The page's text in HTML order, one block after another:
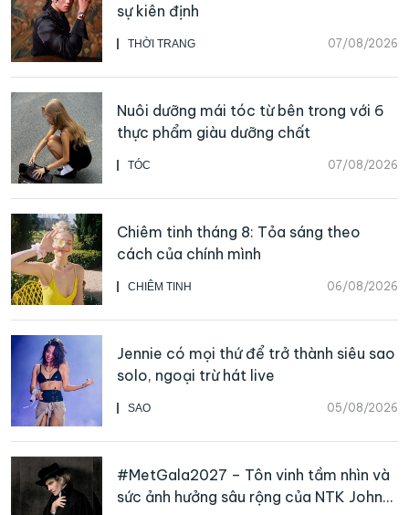
THỜI TRANG 07/08/2026
sự kiên định
TÓC 07/08/2026
Nuôi dưỡng mái tóc từ bên trong với 6
thực phẩm giàu dưỡng chất
CHIÊM TINH 06/08/2026
Chiêm tinh tháng 8: Tỏa sáng theo
cách của chính mình
SAO 05/08/2026
Jennie có mọi thứ để trở thành siêu sao
solo, ngoại trừ hát live
#MetGala2027 – Tôn vinh tầm nhìn và
sức ảnh hưởng sâu rộng của NTK John